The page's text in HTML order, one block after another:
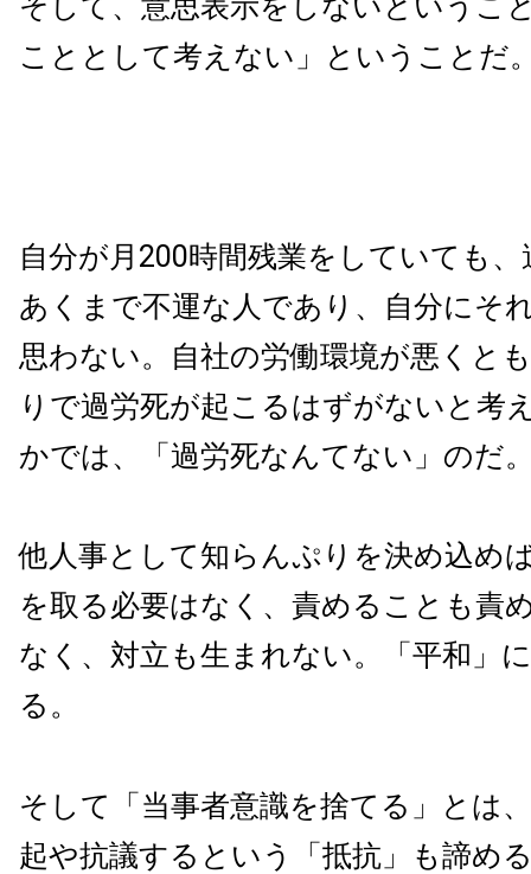
こととして考えない」ということだ
自分が月200時間残業をしていても
あくまで不運な人であり、自分にそ
思わない。自社の労働環境が悪くと
りで過労死が起こるはずがないと考
かでは、「過労死なんてない」のだ
他人事として知らんぷりを決め込め
を取る必要はなく、責めることも責
なく、対立も生まれない。「平和」
る。
そして「当事者意識を捨てる」とは
起や抗議するという「抵抗」も諦め